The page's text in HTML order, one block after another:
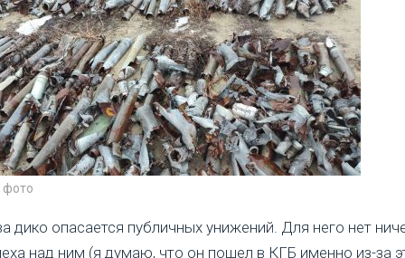
фото
дико опасается публичных унижений. Для него нет
над ним (я думаю, что он пошел в КГБ именно из-за